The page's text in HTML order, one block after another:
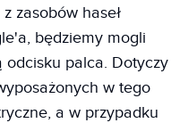
zasobów haseł
będziemy mogli
odcisku palca. Dotyczy
w tego
a w przypadku